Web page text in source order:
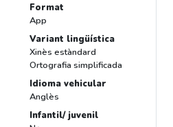
Format
App
Variant lingüística
Xinès estàndard
Ortografia simplificada
Idioma vehicular
Anglès
Infantil/ juvenil